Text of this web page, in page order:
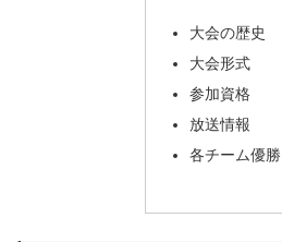
大会の歴史
大会形式
参加資格
放送情報
各チーム優